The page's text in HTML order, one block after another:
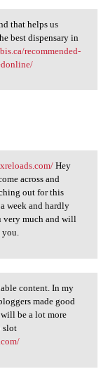
that helps us
best dispensary in
recommended-
Hey
across and
out for this
week and hardly
very much and will
you.
content. In my
made good
be a lot more
slot